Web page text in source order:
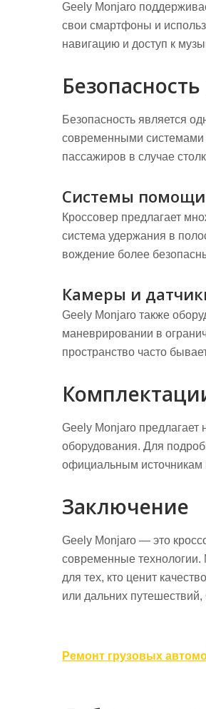
Geely Monjaro
свои смартфоны и
навигацию и доступ к
Безопасность является
современными системами
пассажиров в случае
Системы
Кроссовер предлагает
система удержания в
вождение более
Камеры и
Geely Monjaro также
маневрировании в
пространство часто
Geely Monjaro предлагает
оборудования. Для
официальным источникам
Заключение
Geely Monjaro — это
современные
для тех, кто ценит
или дальних путешествий,
Навигация
Ремонт грузовых